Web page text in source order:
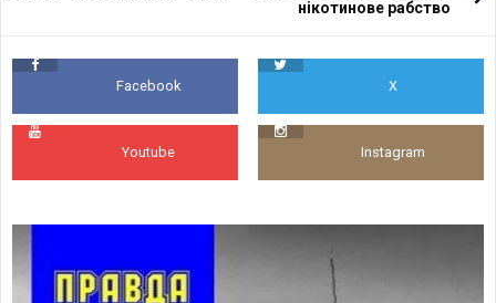
нікотинове рабство
Facebook X
Youtube Instagram